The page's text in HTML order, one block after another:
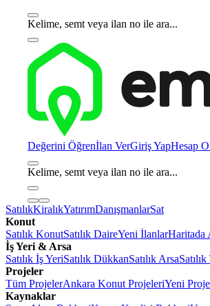
Kelime, semt veya ilan no ile ara...
Değerini Öğrenİlan VerGiriş YapHesap
Kelime, semt veya ilan no ile ara...
SatılıkKiralıkYatırımDanışmanlarSat
Konut
Satılık KonutSatılık DaireYeni İlanlarHaritada
İş Yeri & Arsa
Satılık İş YeriSatılık DükkanSatılık Arsa
Projeler
Tüm ProjelerAnkara Konut ProjeleriYeni
Kaynaklar